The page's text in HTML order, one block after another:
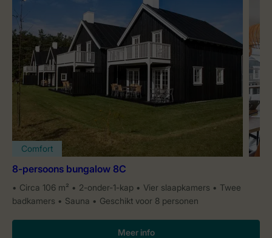
Comfort
8-persoons bungalow 8C
Circa 106 m² 2-onder-1-kap Vier slaapkamers
Twee
badkamers
Sauna Geschikt voor 8 personen
Meer info